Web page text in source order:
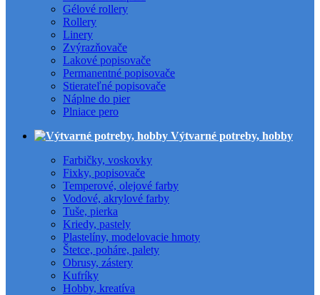
Gélové rollery
Rollery
Linery
Zvýrazňovače
Lakové popisovače
Permanentné popisovače
Stierateľné popisovače
Náplne do pier
Plniace pero
Výtvarné potreby, hobby
Farbičky, voskovky
Fixky, popisovače
Temperové, olejové farby
Vodové, akrylové farby
Tuše, pierka
Kriedy, pastely
Plastelíny, modelovacie hmoty
Štetce, poháre, palety
Obrusy, zástery
Kufríky
Hobby, kreatíva